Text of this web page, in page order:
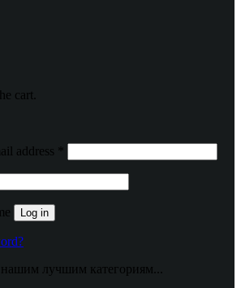
cart.
address
Log in
лучшим категориям...